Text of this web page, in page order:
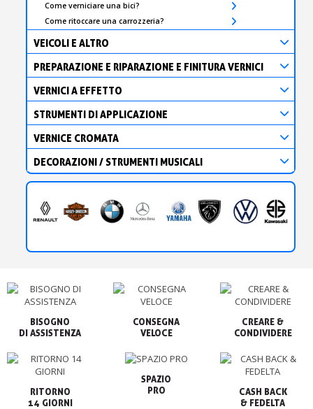
Come verniciare una bici?
Come ritoccare una carrozzeria?
VEICOLI E ALTRO
PREPARAZIONE E RIPARAZIONE E FINITURA VERNICI
VERNICI A EFFETTO
STRUMENTI DI APPLICAZIONE
VERNICE CROMATA
DECORAZIONI / STRUMENTI MUSICALI
BISOGNO
CONSEGNA
VELOCE
CREARE &
CONDIVIDERE
RITORNO
14 GIORNI
SPAZIO
PRO
CASH BACK
& FEDELTA